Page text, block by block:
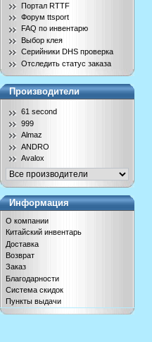
Портал RTTF
Форум ttsport
FAQ по инвентарю
Выбор клея
Серийники DHS проверка
Отследить статус заказа
Производители
61 second
999
Almaz
ANDRO
Avalox
Информация
О компании
Китайский инвентарь
Доставка
Возврат
Заказ
Благодарности
Система скидок
Пункты выдачи